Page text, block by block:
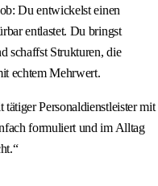
Du entwickelst einen
entlastet. Du bringst
schaffst Strukturen, die
echtem Mehrwert.
Personaldienstleister mit
formuliert und im Alltag